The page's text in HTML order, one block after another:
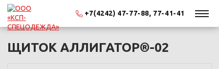
+7(4242) 47-77-88, 77-41-41
ЩИТОК АЛЛИГАТОР®-02